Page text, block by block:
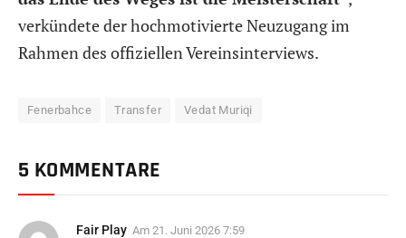
verkündete der hochmotivierte Neuzugang im
Rahmen des offiziellen Vereinsinterviews.
Fenerbahce Transfer Vedat Muriqi
5 KOMMENTARE
Fair Play Am 21. Juni 2026 7:59